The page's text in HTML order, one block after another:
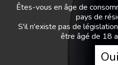
Êtes-vous en âge de
pays de
S'il n'existe pas de
être âgé de 18
Oui
Pinot noir issu de mes
profitant d’un élevage en
mois.
Il est gourmand, croquant,
fruits rouges. L’équilibre
le rende très facile à